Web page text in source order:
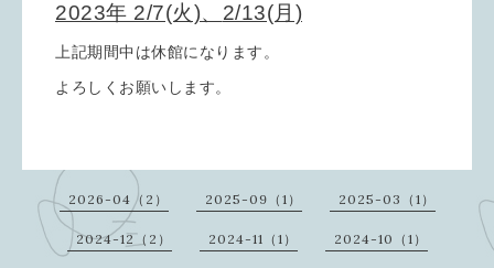
2023年 2/7(火)、 2/13(月)
上記期間中は休館になります。
よろしくお願いします。
2026-04（2） 2025-09（1） 2025-03（1）
2024-12（2） 2024-11（1） 2024-10（1）